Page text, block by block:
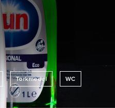
Torkmedel WC